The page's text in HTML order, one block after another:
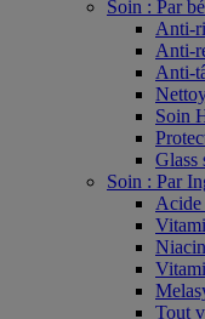
Soin : Par
Anti-
Anti-
Anti-
Soin
Glass
Soin : Par
Tout